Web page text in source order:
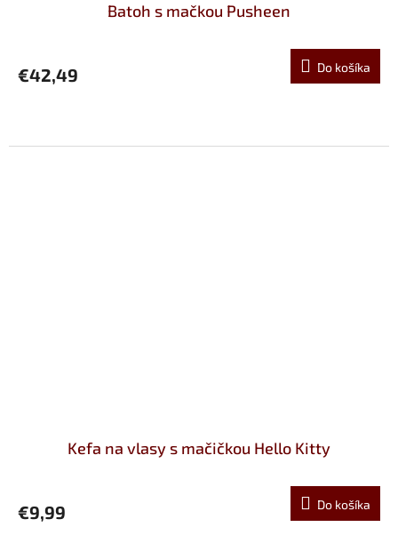
Batoh s mačkou Pusheen
€42,49 Do košíka
Kefa na vlasy s mačičkou Hello Kitty
€9,99 Do košíka